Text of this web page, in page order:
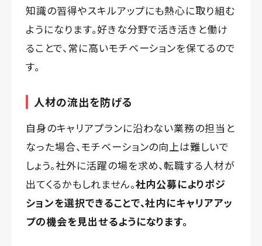
知識の習得やスキルアップにも熱心に取り組む
ようになります。好きな分野で活き活きと働け
ることで、常に高いモチベーションを保てるので
す。
人材の流出を防げる
自身のキャリアプランに沿わない業務の担当と
なった場合、モチベーションの向上は難しいで
しょう。社外に活躍の場を求め、転職する人材が
出てくるかもしれません。社内公募によりポジ
ションを選択できることで、社内にキャリアアッ
プの機会を見出せるようになります。